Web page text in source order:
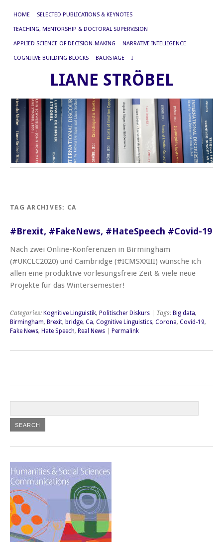
HOME SELECTED PUBLICATIONS & KEYNOTES
TEACHING, MENTORSHIP & DOCTORAL SUPERVISION
APPLIED SCIENCE OF DECISION-MAKING NARRATIVE INTELLIGENCE
COGNITIVE BUILDING BLOCKS BACKSTAGE I
LIANE STRÖBEL
TAG ARCHIVES: CA
#Brexit, #FakeNews, #HateSpeech #Covid-19
Nach zwei Online-Konferenzen in Birmingham
(#UKCLC2020) und Cambridge (#ICMSXXIII) wünsche ich
allen eine produktive vorlesungsfreie Zeit & viele neue
Projekte für das Wintersemester!
Categories: Kognitive Linguistik, Politischer Diskurs | Tags: Big data,
Birmingham, Brexit, bridge, Ca, Cognitive Linguistics, Corona, Covid-19,
Fake News, Hate Speech, Real News Permalink